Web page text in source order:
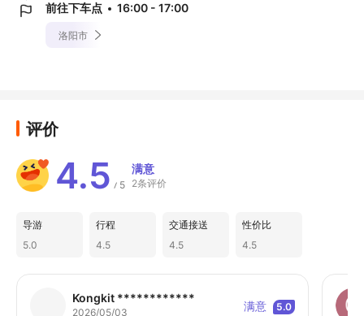
前往下车点 16:00 - 17:00
洛阳市
评价
4.5 / 5
满意
2条评价
导游
5.0
行程
4.5
交通接送
4.5
性价比
4.5
Kongkit ************
2026/05/03 满意 5.0